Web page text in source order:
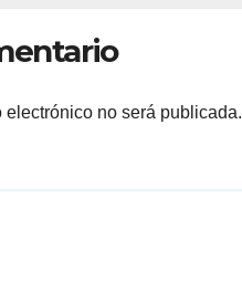
electrónico no será publicada.